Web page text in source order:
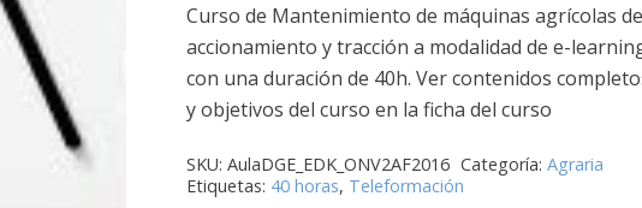
Curso de Mantenimiento de máquinas agrícolas de
accionamiento y tracción a modalidad de e-
con una duración de 40h. Ver contenidos
y objetivos del curso en la ficha del curso
SKU:AulaDGE_EDK_ONV2AF2016 Categoría: Agraria
Etiquetas: 40 horas, Teleformación